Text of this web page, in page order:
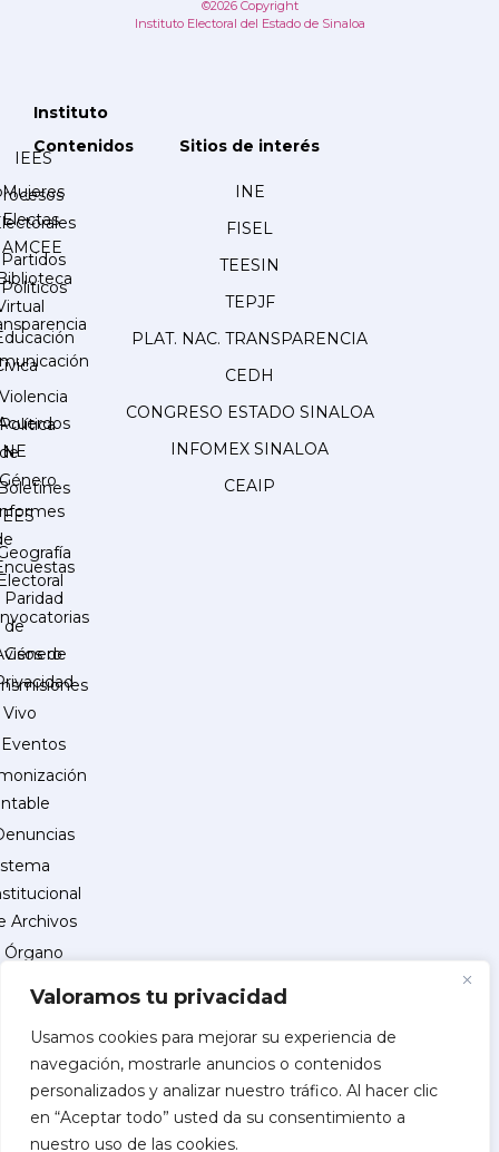
Valoramos tu privacidad
Usamos cookies para mejorar su experiencia de
navegación, mostrarle anuncios o contenidos
personalizados y analizar nuestro tráfico. Al hacer clic
en “Aceptar todo” usted da su consentimiento a
nuestro uso de las cookies.
©2026 Copyright
Instituto Electoral del Estado de Sinaloa
Instituto
IEES
Partidos
Políticos
de
Contenidos
Mujeres
Electas
AMCEE
Violencia
Política
de
Género
Paridad
de
Género
Eventos
Archivos
Órgano
Control
INSCRIPCIÓN
Sitios de interés
INE
FISEL
TEESIN
TEPJF
PLAT. NAC. TRANSPARENCIA
CEDH
CONGRESO ESTADO SINALOA
INFOMEX SINALOA
CEAIP